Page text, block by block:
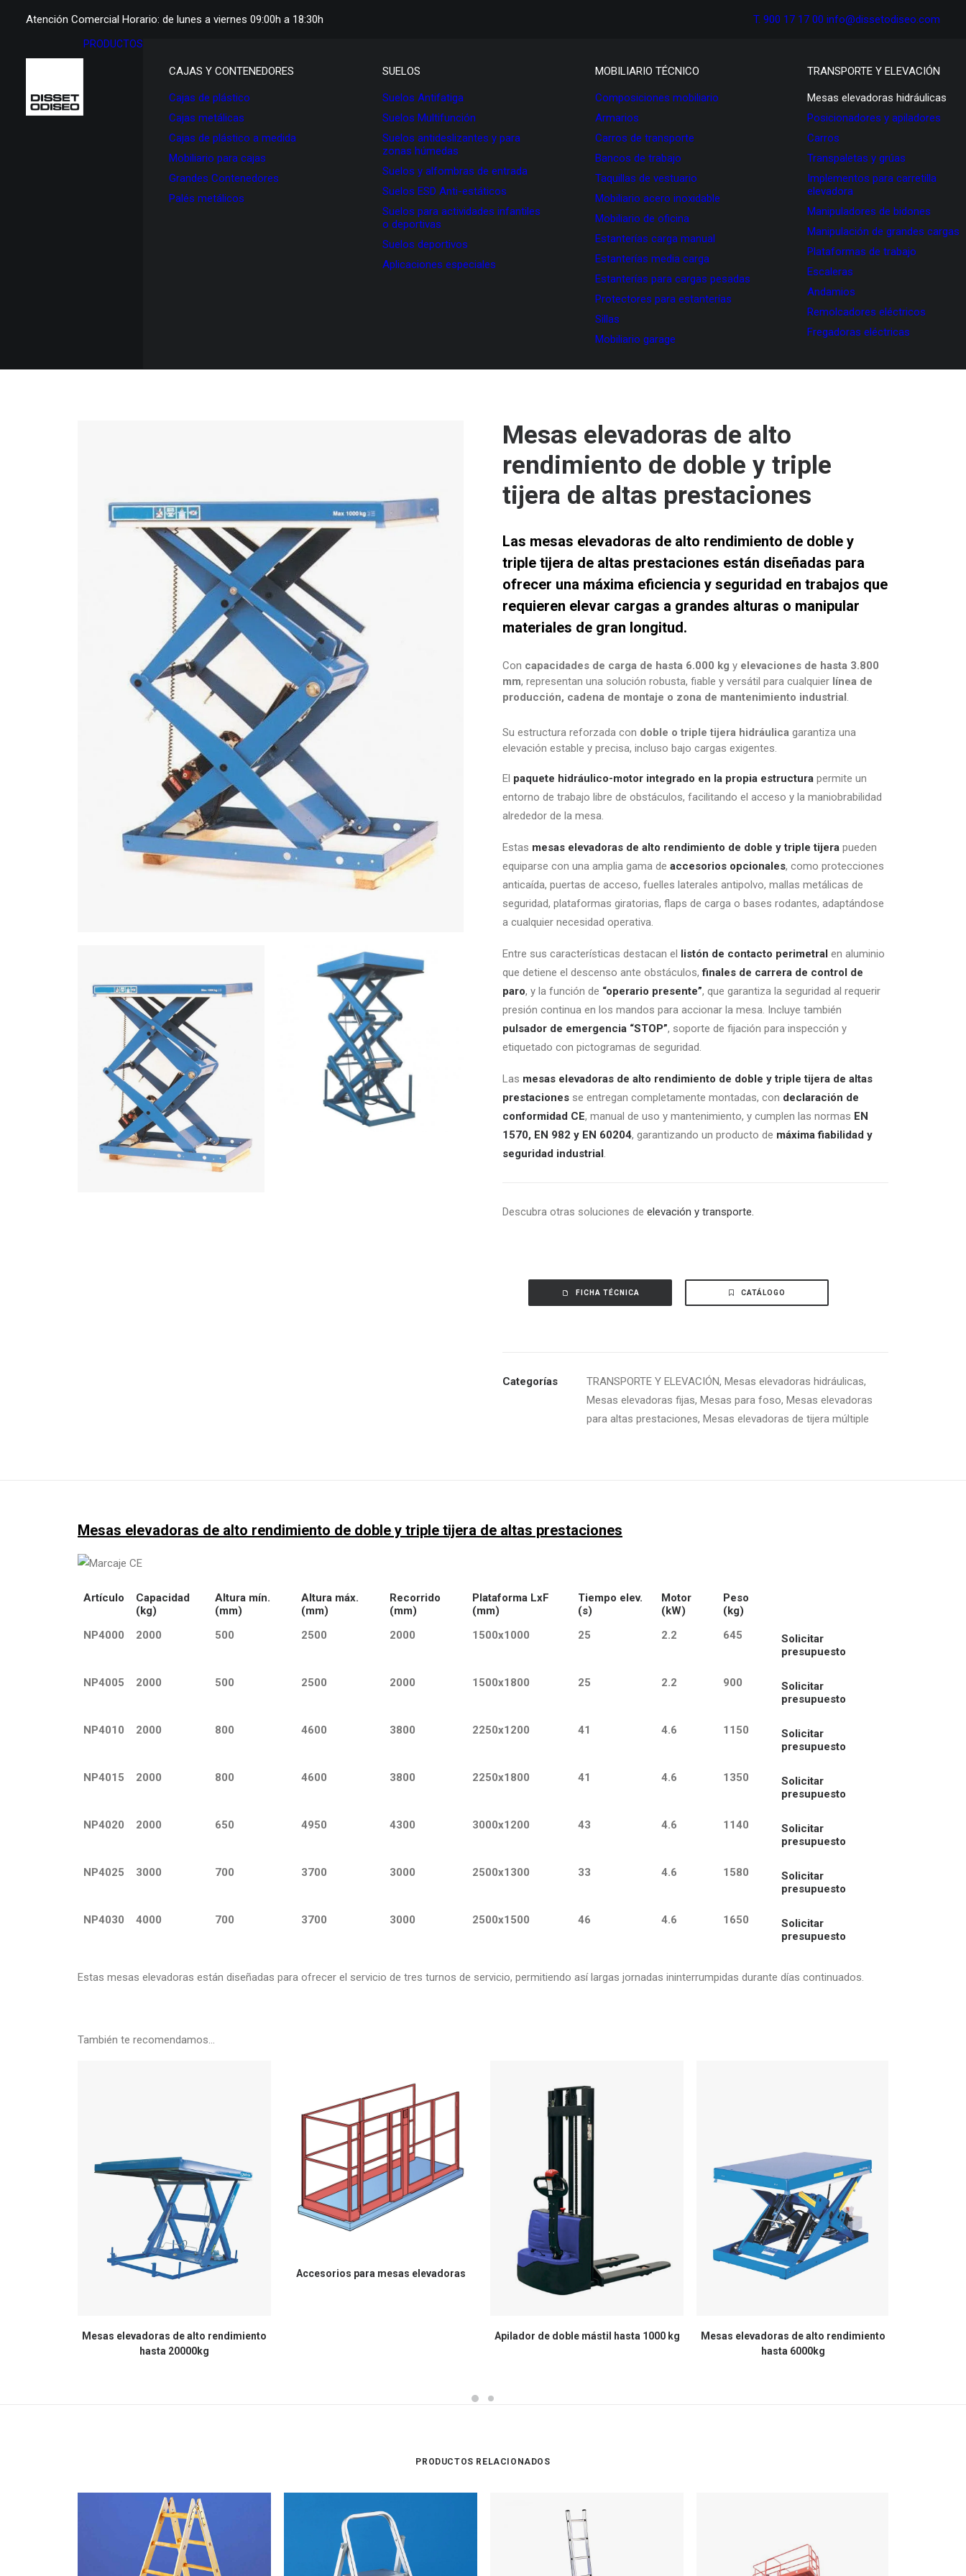
Atención Comercial Horario: de lunes a viernes 09:00h a 18:30h T. 900 17 17 00 info@dissetodiseo.com
PRODUCTOS
CAJAS Y CONTENEDORES
Cajas de plástico
Cajas metálicas
Cajas de plástico a medida
Mobiliario para cajas
Grandes Contenedores
Palés metálicos
SUELOS
Suelos Antifatiga
Suelos Multifunción
Suelos antideslizantes y para
zonas húmedas
Suelos y alfombras de entrada
Suelos ESD Anti-estáticos
Suelos para actividades infantiles
o deportivas
Suelos deportivos
Aplicaciones especiales
MOBILIARIO TÉCNICO
Composiciones mobiliario
Armarios
Carros de transporte
Bancos de trabajo
Taquillas de vestuario
Mobiliario acero inoxidable
Mobiliario de oficina
Estanterías carga manual
Estanterías media carga
Estanterías para cargas pesadas
Protectores para estanterías
Sillas
Mobiliario garage
TRANSPORTE Y ELEVACIÓN
Mesas elevadoras hidráulicas
Posicionadores y apiladores
Carros
Transpaletas y grúas
Implementos para carretilla
elevadora
Manipuladores de bidones
Manipulación de grandes cargas
Plataformas de trabajo
Escaleras
Andamios
Remolcadores eléctricos
Fregadoras eléctricas
Mesas elevadoras de alto
rendimiento de doble y triple
tijera de altas prestaciones
Las mesas elevadoras de alto rendimiento de doble y
triple tijera de altas prestaciones están diseñadas para
ofrecer una máxima eficiencia y seguridad en trabajos que
requieren elevar cargas a grandes alturas o manipular
materiales de gran longitud.
Con capacidades de carga de hasta 6.000 kg y elevaciones de hasta 3.800
mm, representan una solución robusta, fiable y versátil para cualquier línea de
producción, cadena de montaje o zona de mantenimiento industrial.
Su estructura reforzada con doble o triple tijera hidráulica garantiza una
elevación estable y precisa, incluso bajo cargas exigentes.
El paquete hidráulico-motor integrado en la propia estructura permite un
entorno de trabajo libre de obstáculos, facilitando el acceso y la maniobrabilidad
alrededor de la mesa.
Estas mesas elevadoras de alto rendimiento de doble y triple tijera pueden
equiparse con una amplia gama de accesorios opcionales, como protecciones
anticaída, puertas de acceso, fuelles laterales antipolvo, mallas metálicas de
seguridad, plataformas giratorias, flaps de carga o bases rodantes, adaptándose
a cualquier necesidad operativa.
Entre sus características destacan el listón de contacto perimetral en aluminio
que detiene el descenso ante obstáculos,finales de carrera de control de
paro, y la función de “operario presente”, que garantiza la seguridad al requerir
presión continua en los mandos para accionar la mesa. Incluye también
pulsador de emergencia “STOP”, soporte de fijación para inspección y
etiquetado con pictogramas de seguridad.
Las mesas elevadoras de alto rendimiento de doble y triple tijera de altas
prestaciones se entregan completamente montadas, con declaración de
conformidad CE, manual de uso y mantenimiento, y cumplen las normas EN
1570, EN 982 y EN 60204, garantizando un producto de máxima fiabilidad y
seguridad industrial.
Descubra otras soluciones de elevación y transporte.
FICHA TÉCNICA CATÁLOGO
Categorías TRANSPORTE Y ELEVACIÓN, Mesas elevadoras hidráulicas,
Mesas elevadoras fijas, Mesas para foso, Mesas elevadoras
para altas prestaciones, Mesas elevadoras de tijera múltiple
Mesas elevadoras de alto rendimiento de doble y triple tijera de altas prestaciones
Artículo
Capacidad
(kg)
Altura mín.
(mm)
Altura máx.
(mm)
Recorrido
(mm)
Plataforma LxF
(mm)
Tiempo elev.
(s)
Motor
(kW)
Peso
(kg)
NP4000
2000 500 2500 2000 1500x1000 25 2.2 645
Solicitar
presupuesto
NP4005 2000 500 2500 2000 1500x1800 25 2.2 900
Solicitar
presupuesto
NP4010 2000 800 4600 3800 2250x1200 41 4.6 1150
Solicitar
presupuesto
NP4015 2000 800 4600 3800 2250x1800 41 4.6 1350
Solicitar
presupuesto
NP4020 2000 650 4950 4300 3000x1200 43 4.6 1140
Solicitar
presupuesto
NP4025 3000 700 3700 3000 2500x1300 33 4.6 1580
Solicitar
presupuesto
NP4030 4000 700 3700 3000 2500x1500 46 4.6 1650
Solicitar
presupuesto
Estas mesas elevadoras están diseñadas para ofrecer el servicio de tres turnos de servicio, permitiendo así largas jornadas ininterrumpidas durante días continuados.
También te recomendamos…
Mesas elevadoras de alto rendimiento
hasta 20000kg
Accesorios para mesas elevadoras
Apilador de doble mástil hasta 1000 kg
Mesas elevadoras de alto rendimiento
hasta 6000kg
PRODUCTOS RELACIONADOS